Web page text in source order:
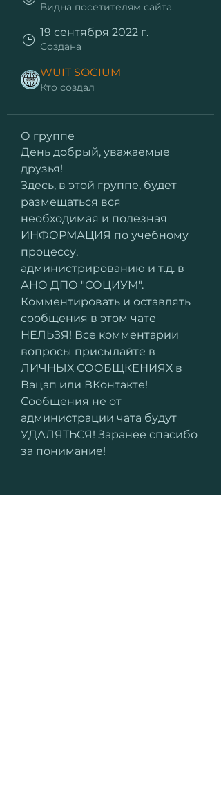
Видна посетителям сайта.
19 сентября 2022 г.
Создана
WUIT SOCIUM
Кто создал
О группе
День добрый, уважаемые
друзья!
Здесь, в этой группе, будет
размещаться вся
необходимая и полезная
ИНФОРМАЦИЯ по учебному
процессу,
администрированию и т.д. в
АНО ДПО "СОЦИУМ".
Комментировать и оставлять
сообщения в этом чате
НЕЛЬЗЯ! Все комментарии
вопросы присылайте в
ЛИЧНЫХ СООБЩКЕНИЯХ в
Вацап или ВКонтакте!
Сообщения не от
администрации чата будут
УДАЛЯТЬСЯ! Заранее спасибо
за понимание!